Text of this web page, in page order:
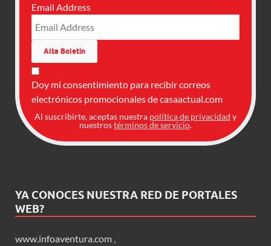
Email Address
Doy mi consentimiento para recibir correos
electrónicos promocionales de casaactual.com
Al suscribirte, aceptas nuestra política de privacidad y
nuestrostérminos de servicio.
YA CONOCES NUESTRA RED DE PORTALES
WEB?
www.infoaventura.com